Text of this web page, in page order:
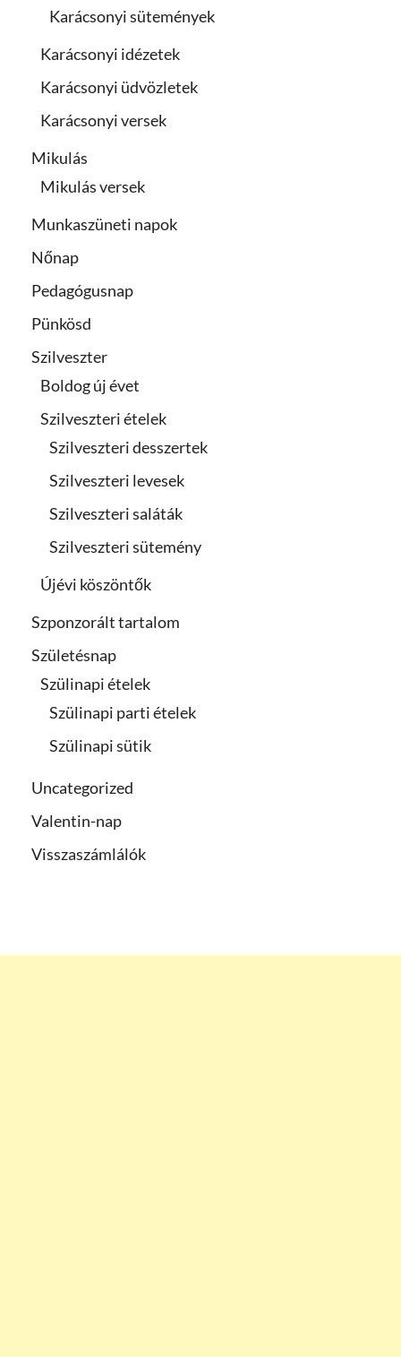
Karácsonyi sütemények
Karácsonyi idézetek
Karácsonyi üdvözletek
Karácsonyi versek
Mikulás
Mikulás versek
Munkaszüneti napok
Nőnap
Pedagógusnap
Pünkösd
Szilveszter
Boldog új évet
Szilveszteri ételek
Szilveszteri desszertek
Szilveszteri levesek
Szilveszteri saláták
Szilveszteri sütemény
Újévi köszöntők
Szponzorált tartalom
Születésnap
Szülinapi ételek
Szülinapi parti ételek
Szülinapi sütik
Uncategorized
Valentin-nap
Visszaszámlálók